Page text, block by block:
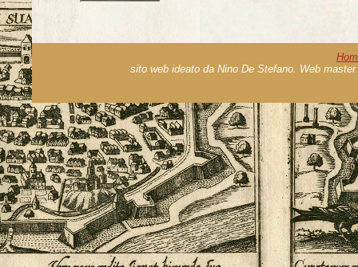
sito web ideato da Nino De Stefano. Web